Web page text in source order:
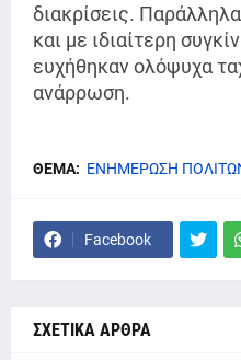
διακρίσεις.
και με ιδιαίτερη
ευχήθηκαν ολόψυχα
ανάρρωση.
ΘΕΜΑ: ΕΝΗΜΕΡΩΣΗ
Facebook
ΣΧΕΤΙΚΑ ΑΡΘΡΑ